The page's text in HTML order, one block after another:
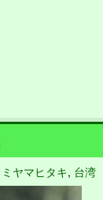
ミヤマヒタキ, 台湾